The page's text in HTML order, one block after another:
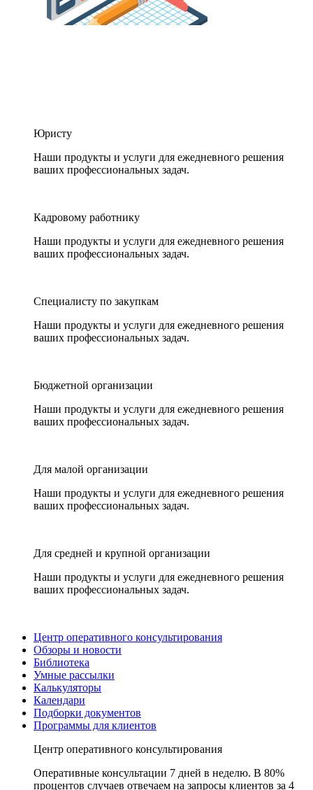
Юристу
Наши продукты и услуги для ежедневного решения
ваших профессиональных задач.
Кадровому работнику
Наши продукты и услуги для ежедневного решения
ваших профессиональных задач.
Специалисту по закупкам
Наши продукты и услуги для ежедневного решения
ваших профессиональных задач.
Бюджетной организации
Наши продукты и услуги для ежедневного решения
ваших профессиональных задач.
Для малой организации
Наши продукты и услуги для ежедневного решения
ваших профессиональных задач.
Для средней и крупной организации
Наши продукты и услуги для ежедневного решения
ваших профессиональных задач.
Центр оперативного консультирования
Обзоры и новости
Библиотека
Умные рассылки
Калькуляторы
Календари
Подборки документов
Программы для клиентов
Центр оперативного консультирования
Оперативные консультации 7 дней в неделю. В 80%
процентов случаев отвечаем на запросы клиентов за 4